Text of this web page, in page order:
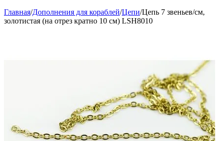
Главная/Дополнения для кораблей/Цепи/Цепь 7 звеньев/см,
золотистая (на отрез кратно 10 см) LSH8010